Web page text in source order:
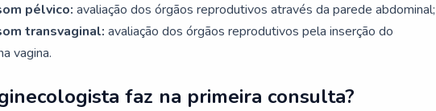
pélvico: avaliação dos órgãos reprodutivos através da parede abdominal;
transvaginal: avaliação dos órgãos reprodutivos pela inserção do
vagina.
faz na primeira consulta?